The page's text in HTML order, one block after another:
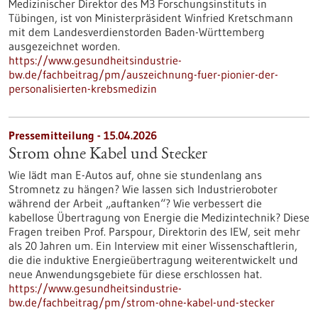
Medizinischer Direktor des M3 Forschungsinstituts in
Tübingen, ist von Ministerpräsident Winfried Kretschmann
mit dem Landesverdienstorden Baden-Württemberg
ausgezeichnet worden.
https://www.gesundheitsindustrie-
bw.de/fachbeitrag/pm/auszeichnung-fuer-pionier-der-
personalisierten-krebsmedizin
Pressemitteilung - 15.04.2026
Strom ohne Kabel und Stecker
Wie lädt man E-Autos auf, ohne sie stundenlang ans
Stromnetz zu hängen? Wie lassen sich Industrieroboter
während der Arbeit „auftanken“? Wie verbessert die
kabellose Übertragung von Energie die Medizintechnik? Diese
Fragen treiben Prof. Parspour, Direktorin des IEW, seit mehr
als 20 Jahren um. Ein Interview mit einer Wissenschaftlerin,
die die induktive Energieübertragung weiterentwickelt und
neue Anwendungsgebiete für diese erschlossen hat.
https://www.gesundheitsindustrie-
bw.de/fachbeitrag/pm/strom-ohne-kabel-und-stecker